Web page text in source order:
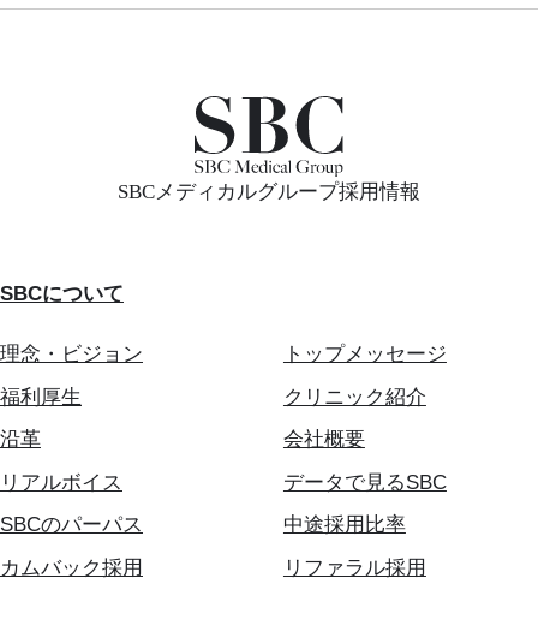
SBCメディカルグループ採用情報
SBCについて
理念・ビジョン
トップメッセージ
福利厚生
クリニック紹介
沿革
会社概要
リアルボイス
データで見るSBC
SBCのパーパス
中途採用比率
カムバック採用
リファラル採用